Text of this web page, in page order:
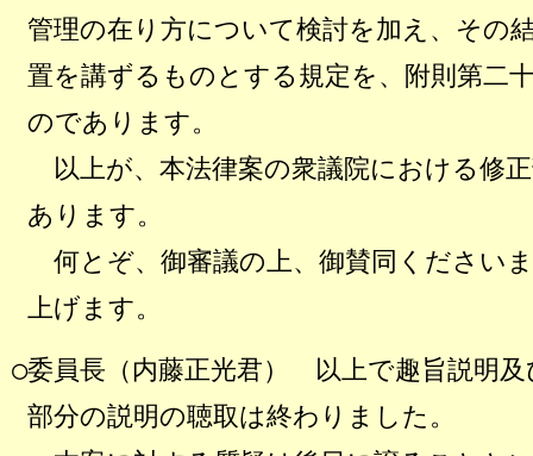
管理の在り方について検討を加え、その
置を講ずるものとする規定を、附則第二
のであります。
以上が、本法律案の衆議院における修
あります。
何とぞ、御審議の上、御賛同ください
上げます。
○委員長（内藤正光君）
以上で趣旨説明及
部分の説明の聴取は終わりました。